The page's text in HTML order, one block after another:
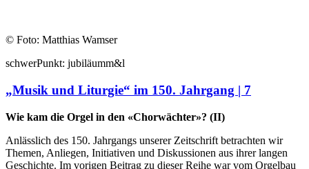
© Foto: Matthias Wamser
schwerPunkt: jubiläumm&l
„Musik und Liturgie“ im 150. Jahrgang | 7
Wie kam die Orgel in den «Chorwächter»? (II)
Anlässlich des 150. Jahrgangs unserer Zeitschrift betrachten wir
Themen, Anliegen, Initiativen und Diskussionen aus ihrer langen
Geschichte. Im vorigen Beitrag zu dieser Reihe war vom Orgelbau